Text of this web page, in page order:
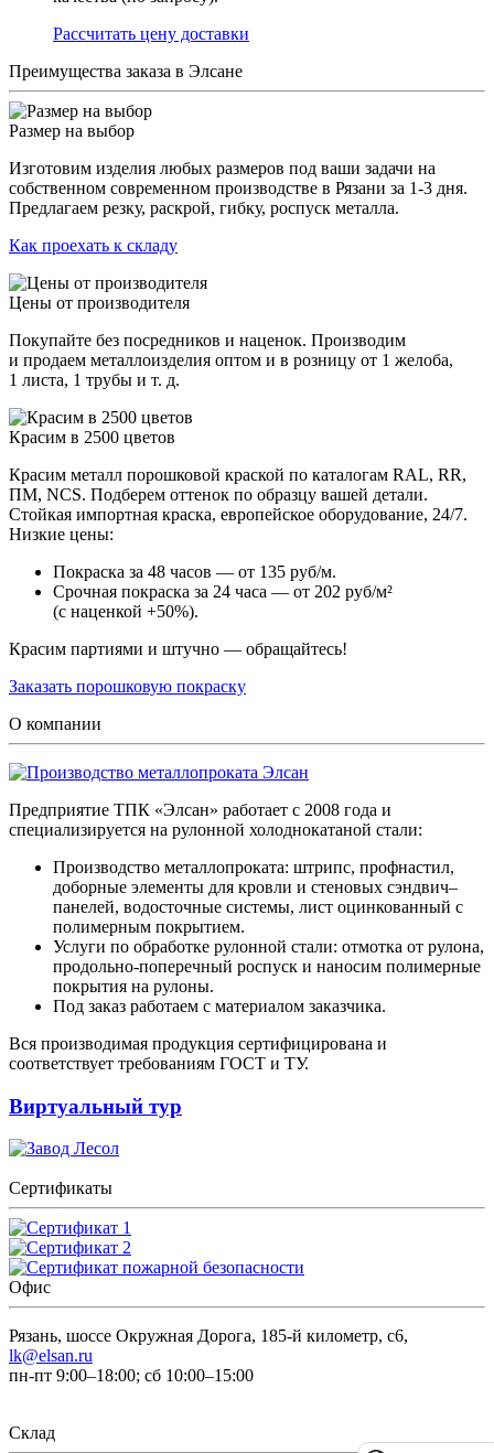
Раcсчитать цену доставки
Преимущества заказа в Элсане
Размер на выбор
Изготовим изделия любых размеров под ваши задачи на
собственном современном производстве в Рязани за 1-3 дня.
Предлагаем резку, раскрой, гибку, роспуск металла.
Как проехать к складу
Цены от производителя
Покупайте без посредников и наценок. Производим
и продаем металлоизделия оптом и в розницу от 1 желоба,
1 листа, 1 трубы и т. д.
Красим в 2500 цветов
Красим металл порошковой краской по каталогам RAL, RR,
ПМ, NCS. Подберем оттенок по образцу вашей детали.
Стойкая импортная краска, европейское оборудование, 24/7.
Низкие цены:
Покраска за 48 часов — от 135 руб/м.
Срочная покраска за 24 часа — от 202 руб/м²
(с наценкой +50%).
Красим партиями и штучно — обращайтесь!
Заказать порошковую покраску
О компании
Предприятие ТПК «Элсан» работает с 2008 года и
специализируется на рулонной холоднокатаной стали:
Производство металлопроката: штрипс, профнастил,
доборные элементы для кровли и стеновых сэндвич–
панелей, водосточные системы, лист оцинкованный с
полимерным покрытием.
Услуги по обработке рулонной стали: отмотка от рулона,
продольно-поперечный роспуск и наносим полимерные
покрытия на рулоны.
Под заказ работаем с материалом заказчика.
Вся производимая продукция сертифицирована и
соответствует требованиям ГОСТ и ТУ.
Виртуальный тур
Сертификаты
Офис
Рязань, шоссе Окружная Дорога, 185-й километр, с6,
lk@elsan.ru
пн-пт 9:00–18:00; сб 10:00–15:00
Склад